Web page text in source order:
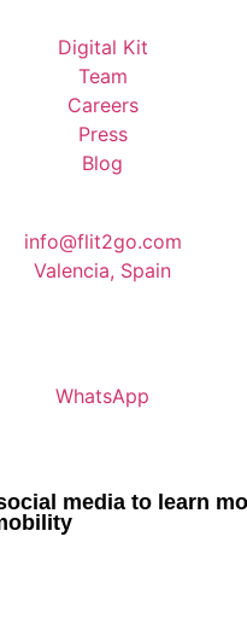
Digital Kit
Team
Careers
Press
Blog
info@flit2go.com
Valencia, Spain
WhatsApp
media to learn